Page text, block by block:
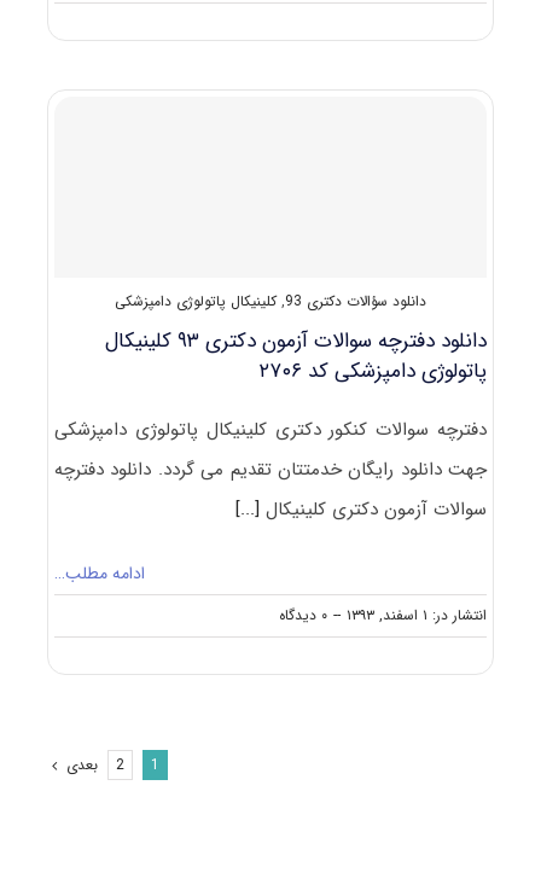
سوالات
دکتری
دانلود سؤالات دکتری 93 ,کلینیکال پاتولوژی دامپزشکی
دانلود دفترچه سوالات آزمون دکتری ۹۳ کلینیکال
پاتولوژی دامپزشکی کد ۲۷۰۶
دفترچه سوالات کنکور دکتری کلینیکال پاتولوژی دامپزشکی
جهت دانلود رایگان خدمتتان تقدیم می گردد. دانلود دفترچه
سوالات آزمون دکتری کلینیکال[...]
ادامه مطلب…
انتشار در: ۱ اسفند, ۱۳۹۳ -- ۰ دیدگاه
on
دانلود
سوالات
1
2 بعدی